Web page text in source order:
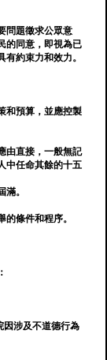
問題徵求公眾意
的同意，即視為已
約束力和效力。
和預算，並應控製
由直接，一般無記
中任命其餘的十五
。
條件和程序。
因涉及不道德行為